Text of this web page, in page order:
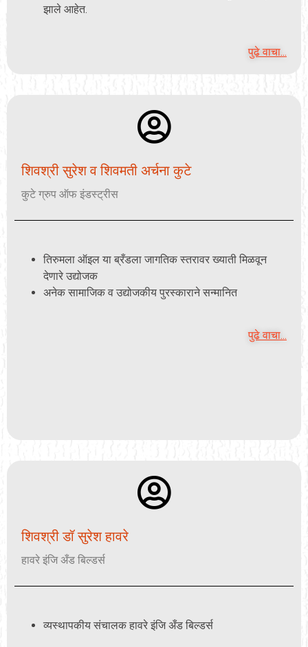
झाले आहेत.
पुढे वाचा...
शिवश्री सुरेश व शिवमती अर्चना कुटे
कुटे ग्रुप ऑफ इंडस्ट्रीस
तिरुमला ऑइल या ब्रँडला जागतिक स्तरावर ख्याती मिळवून
देणारे उद्योजक
अनेक सामाजिक व उद्योजकीय पुरस्काराने सन्मानित
पुढे वाचा...
शिवश्री डॉ सुरेश हावरे
हावरे इंजि अँड बिल्डर्स
व्यस्थापकीय संचालक हावरे इंजि अँड बिल्डर्स